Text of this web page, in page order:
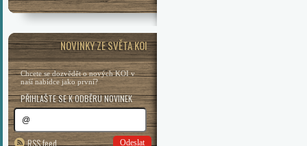
NOVINKY ZE SVĚTA KOI
Chcete se dozvědět o nových KOI v
naší nabídce jako první?
PŘIHLAŠTE SE K ODBĚRU NOVINEK
RSS feed Odeslat